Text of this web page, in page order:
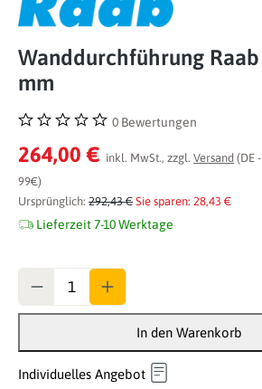
Wanddurchführung
mm
Durchschnittliche Bewertung von 0 von 5
0 Bewertungen
264,00 € inkl. MwSt., zzgl. Versand (DE
99€)
Ursprünglich: 292,43 € Sie sparen: 28,43 €
Lieferzeit 7-10 Werktage
In den Warenkorb
Individuelles Angebot